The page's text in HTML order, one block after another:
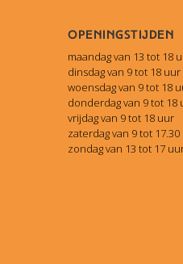
Openingstijden
maandag van 13 tot 18
dinsdag van 9 tot 18 uur
woensdag van 9 tot 18
donderdag van 9 tot 18
vrijdag van 9 tot 18 uur
zaterdag van 9 tot
zondag van 13 tot 17